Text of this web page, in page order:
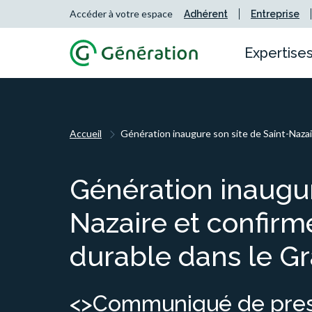
Accéder à votre espace Adhérent Entreprise
Expertises
Accueil Génération inaugure son site de Saint-
Génération
Nazaire et
durable dans le
<>Communiqué de